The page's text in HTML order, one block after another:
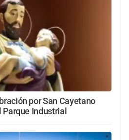
por San Cayetano
Industrial